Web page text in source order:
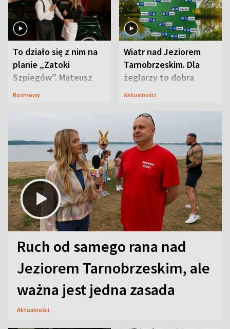
To działo się z nim na
planie „Zatoki
Szpiegów”. Mateusz
Janicki odsłonił
Rozmowy
Wiatr nad Jeziorem
Tarnobrzeskim. Dla
żeglarzy to dobra
wiadomość
Aktualności
Ruch od samego rana nad
Jeziorem Tarnobrzeskim, ale
ważna jest jedna zasada
Aktualności